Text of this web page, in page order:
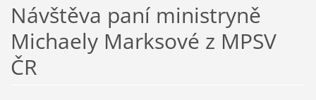
Návštěva paní ministryně
Michaely Marksové z MPSV
ČR